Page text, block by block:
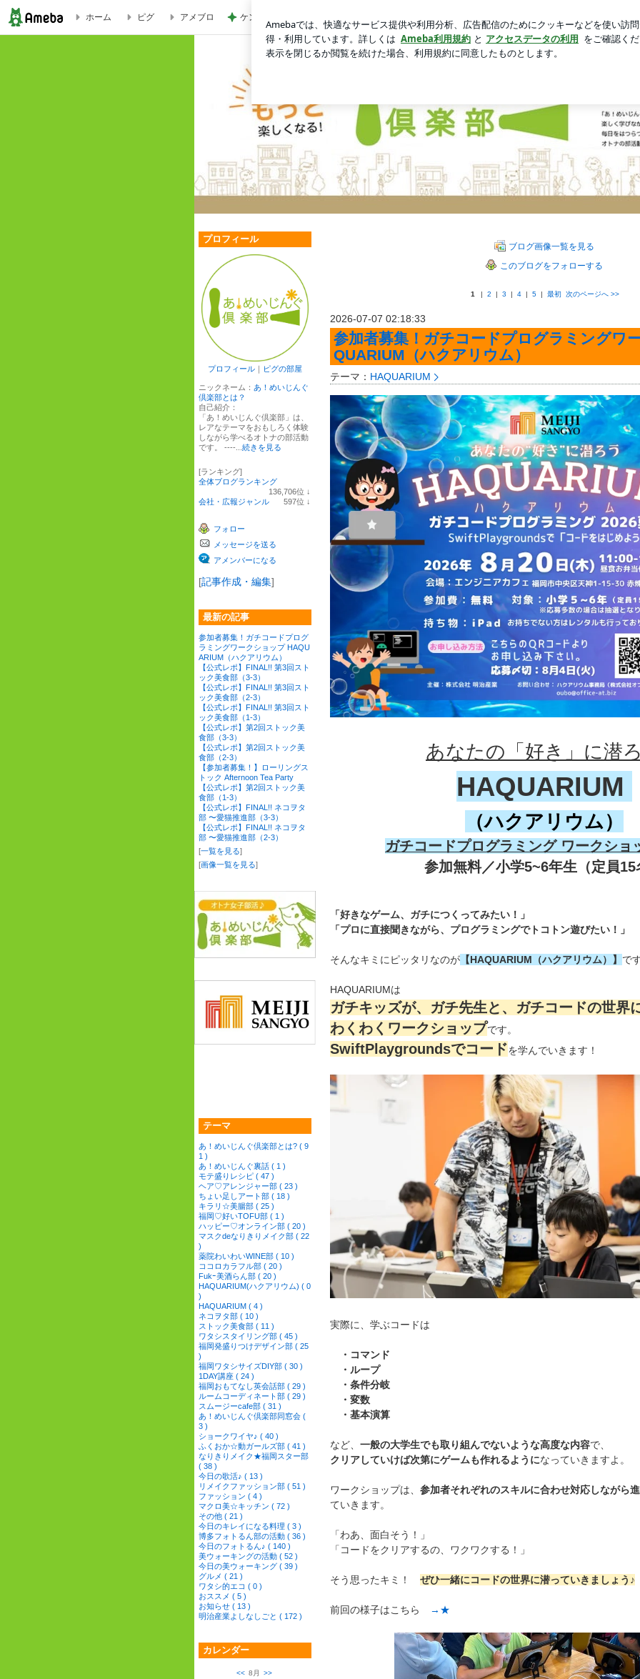
ホーム ピグ アメブロ ケンタの辛いチキンと炊き込みご飯
プロフィール
プロフィール ｜ ピグの部屋
ニックネーム： あ！めいじんぐ
倶楽部とは？
自己紹介：
「あ！めいじんぐ倶楽部」は、
レアなテーマをおもしろく体験
しながら学べるオトナの部活動
です。 ----... 続きを見る
[ランキング]
全体ブログランキング
136,706位 ↓
会社・広報ジャンル 597位 ↓
フォロー
メッセージを送る
アメンバーになる
[記事作成・編集]
最新の記事
参加者募集！ガチコードプログ
ラミングワークショップ HAQU
ARIUM（ハクアリウム）
【公式レポ】FINAL!! 第3回スト
ック美食部（3-3）
【公式レポ】FINAL!! 第3回スト
ック美食部（2-3）
【公式レポ】FINAL!! 第3回スト
ック美食部（1-3）
【公式レポ】第2回ストック美
食部（3-3）
【公式レポ】第2回ストック美
食部（2-3）
【参加者募集！】ローリングス
トック Afternoon Tea Party
【公式レポ】第2回ストック美
食部（1-3）
【公式レポ】FINAL!! ネコヲタ
部 〜愛猫推進部（3-3）
【公式レポ】FINAL!! ネコヲタ
部 〜愛猫推進部（2-3）
[一覧を見る]
[画像一覧を見る]
テーマ
あ！めいじんぐ倶楽部とは? ( 9
1 )
あ！めいじんぐ裏話 ( 1 )
モテ盛りレシピ ( 47 )
ヘア♡アレンジャー部 ( 23 )
ちょい足しアート部 ( 18 )
キラリ☆美腸部 ( 25 )
福岡♡好いTOFU部 ( 1 )
ハッピー♡オンライン部 ( 20 )
マスクdeなりきりメイク部 ( 22
)
薬院わいわいWINE部 ( 10 )
ココロカラフル部 ( 20 )
Fukｰ美酒らん部 ( 20 )
HAQUARIUM(ハクアリウム) ( 0
)
HAQUARIUM ( 4 )
ネコヲタ部 ( 10 )
ストック美食部 ( 11 )
ワタシスタイリング部 ( 45 )
福岡発盛りつけデザイン部 ( 25
)
福岡ワタシサイズDIY部 ( 30 )
1DAY講座 ( 24 )
福岡おもてなし英会話部 ( 29 )
ルームコーディネート部 ( 29 )
スムージーcafe部 ( 31 )
あ！めいじんぐ倶楽部同窓会 (
3 )
ショークワイヤ♪ ( 40 )
ふくおか☆動ガールズ部 ( 41 )
なりきりメイク★福岡スター部
( 38 )
今日の歌活♪ ( 13 )
リメイクファッション部 ( 51 )
ファッション ( 4 )
マクロ美☆キッチン ( 72 )
その他 ( 21 )
今日のキレイになる料理 ( 3 )
博多フォトるん部の活動 ( 36 )
今日のフォトるん♪ ( 140 )
美ウォーキングの活動 ( 52 )
今日の美ウォーキング ( 39 )
グルメ ( 21 )
ワタシ的エコ ( 0 )
おススメ ( 5 )
お知らせ ( 13 )
明治産業よしなしごと ( 172 )
カレンダー
<< 8月
>>
ブログ画像一覧を見る
このブログをフォローする
1 | 2 | 3 | 4 | 5 | 最初 次のページへ >>
2026-07-07 02:18:33
参加者募集！ガチコードプログラミングワ
QUARIUM（ハクアリウム）
テーマ： HAQUARIUM
あなたの「好き」に潜
HAQUARIUM
（ハクアリウム）
ガチコードプログラミング ワークショ
参加無料／小学5~6年生（定員15
「好きなゲーム、ガチにつくってみたい！」
「プロに直接聞きながら、プログラミングでトコトン遊びたい！」
そんなキミにピッタリなのが 【HAQUARIUM（ハクアリウム）】 で
HAQUARIUMは
ガチキッズが、ガチ先生と、ガチコードの世界
わくわくワークショップです。
SwiftPlaygroundsでコードを学んでいきます！
実際に、学ぶコードは
・コマンド
・ループ
・条件分岐
・変数
・基本演算
など、 一般の大学生でも取り組んでないような高度な内容で、
クリアしていけば次第にゲームも作れるようになっていきますよ。
ワークショップは、 参加者それぞれのスキルに合わせ対応しながら
ていきます。
「わあ、面白そう！」
「コードをクリアするの、ワクワクする！」
そう思ったキミ！ ぜひ一緒にコードの世界に潜っていきましょう♪
前回の様子はこちら →★